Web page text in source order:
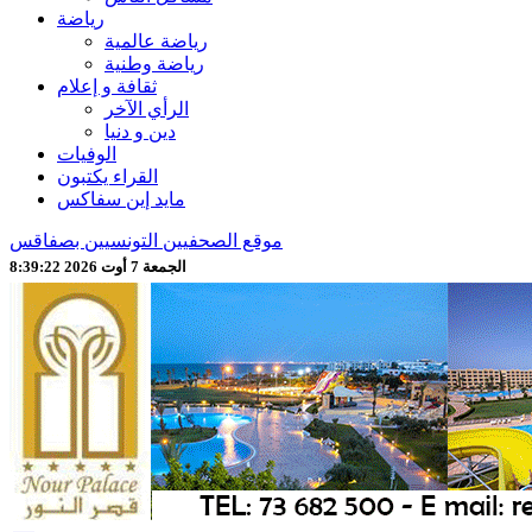
رياضة
رياضة عالمية
رياضة وطنية
ثقافة و إعلام
الرأي الآخر
دين و دنيا
الوفيات
القراء يكتبون
مايد إين سفاكس
موقع الصحفيين التونسيين بصفاقس
الجمعة 7 أوت 2026 8:39:24